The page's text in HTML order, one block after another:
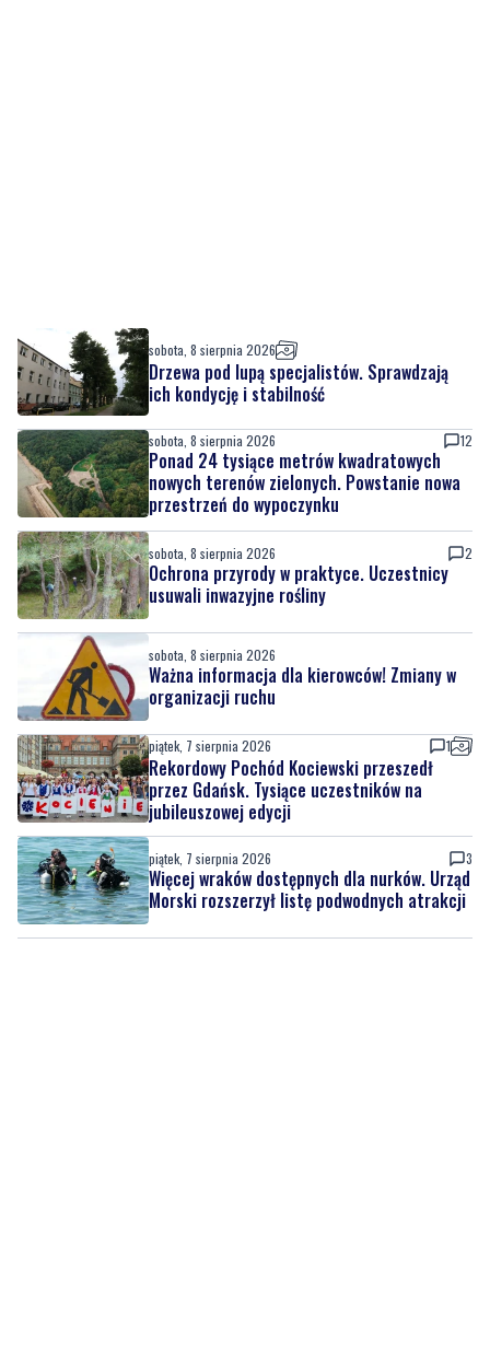
sobota, 8 sierpnia 2026
Drzewa pod lupą specjalistów. Sprawdzają
ich kondycję i stabilność
sobota, 8 sierpnia 2026 12
Ponad 24 tysiące metrów kwadratowych
nowych terenów zielonych. Powstanie nowa
przestrzeń do wypoczynku
sobota, 8 sierpnia 2026 2
Ochrona przyrody w praktyce. Uczestnicy
usuwali inwazyjne rośliny
sobota, 8 sierpnia 2026
Ważna informacja dla kierowców! Zmiany w
organizacji ruchu
piątek, 7 sierpnia 2026 1
Rekordowy Pochód Kociewski przeszedł
przez Gdańsk. Tysiące uczestników na
jubileuszowej edycji
piątek, 7 sierpnia 2026 3
Więcej wraków dostępnych dla nurków. Urząd
Morski rozszerzył listę podwodnych atrakcji